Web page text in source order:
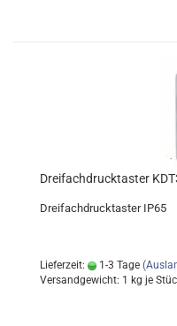
Dreifachdrucktaster
Dreifachdrucktaster IP65
Lieferzeit: 1-3 Tage
Versandgewicht: 1 kg je